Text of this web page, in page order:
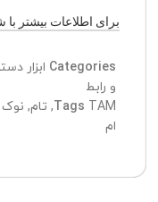
برای اطلاعات بیشتر با
Categories ابزار
و رابط
Tags TAM
, تام,
ام